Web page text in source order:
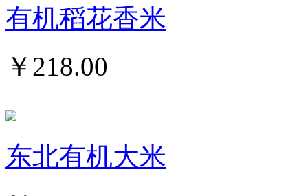
有机稻花香米
￥ 218.00
东北有机大米